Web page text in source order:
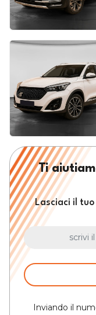
Ti
Lasciaci il
Inviando il